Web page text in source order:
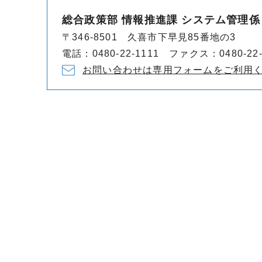
総合政策部 情報推進課 システム管理係
〒346-8501 久喜市下早見85番地の3
電話：0480-22-1111 ファクス：0480-
お問い合わせは専用フォームをご利用く